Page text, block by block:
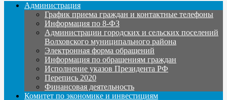
Администрация
График приема граждан и контактные телефоны
Информация по 8-ФЗ
Администрации городских и сельских поселений
Волховского муниципального района
Электронная форма обращений
Информация по обращениям граждан
Исполнение указов Президента РФ
Перепись 2020
Финансовая деятельность
Комитет по экономике и инвестициям